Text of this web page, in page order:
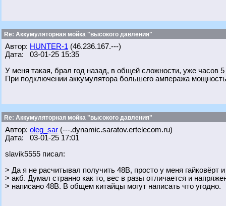
Re: Аккумуляторная мойка "высокого давления"
Автор: HUNTER-1 (46.236.167.---)
Дата: 03-01-25 15:35
У меня такая, брал год назад, в общей сложности, уже часов
При подключении аккумулятора большего ампеража
Re: Аккумуляторная мойка "высокого давления"
Автор: oleg_sar (---.dynamic.saratov.ertelecom.ru)
Дата: 03-01-25 17:01
slavik5555 писал:
> Да я не расчитывал получить 48В, просто у меня гайковёрт
> акб. Думал странно как то, вес в разы отличается и
> написано 48В. В общем китайцы могут написать что угодно.